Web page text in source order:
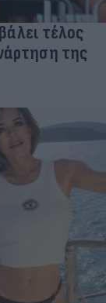
τέλος
της